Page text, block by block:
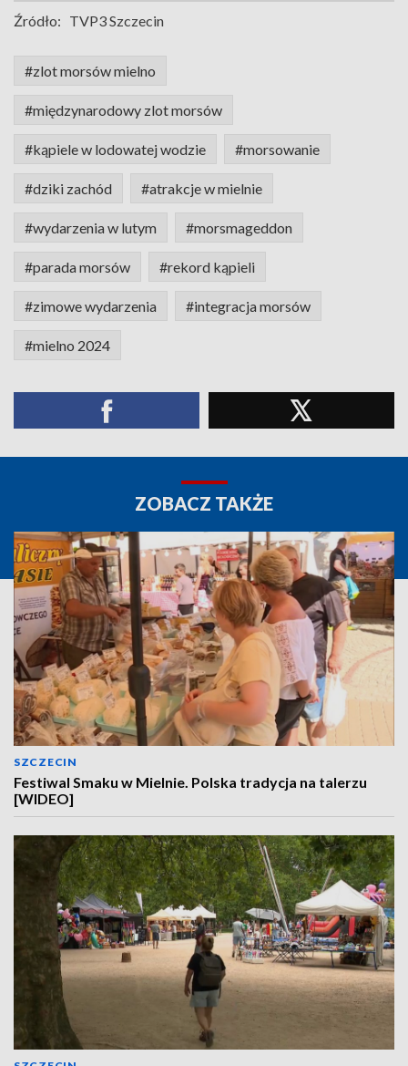
Źródło: TVP3 Szczecin
#zlot morsów mielno
#międzynarodowy zlot morsów
#kąpiele w lodowatej wodzie #morsowanie
#dziki zachód #atrakcje w mielnie
#wydarzenia w lutym #morsmageddon
#parada morsów #rekord kąpieli
#zimowe wydarzenia #integracja morsów
#mielno 2024
ZOBACZ TAKŻE
SZCZECIN
Festiwal Smaku w Mielnie. Polska tradycja na talerzu
[WIDEO]